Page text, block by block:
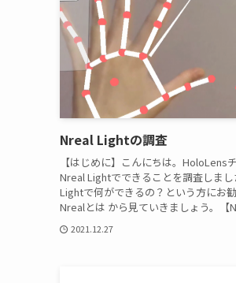
Nreal Lightの調査
【はじめに】こんにちは。HoloLens
Nreal Lightでできることを調査しま
Lightで何ができるの？という方にお
Nrealとは から見ていきましょう。【
2021.12.27